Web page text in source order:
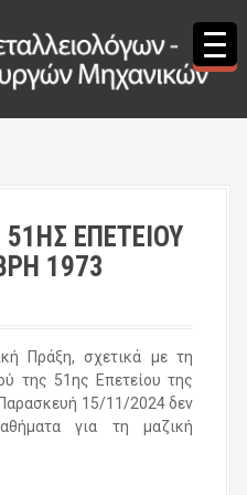
ΕΠΕΤΕΙΟΥ
1973
Πράξη, σχετικά με τη
της 51ης Επετείου της
15/11/2024 δεν
για τη μαζική